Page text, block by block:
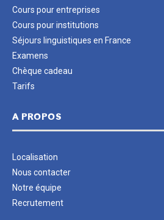
Cours pour entreprises
Cours pour institutions
Séjours linguistiques en France
Examens
Chèque cadeau
Tarifs
A PROPOS
Localisation
Nous contacter
Notre équipe
Recrutement